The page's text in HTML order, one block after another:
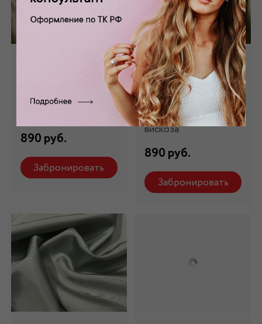
бежевая ПД-010/6
Состав: 100 %
890 руб.
Забронировать
Подкладочная
желто-зеленая
ПД-010/7
Состав: 100 %
вискоза
890 руб.
Забронировать